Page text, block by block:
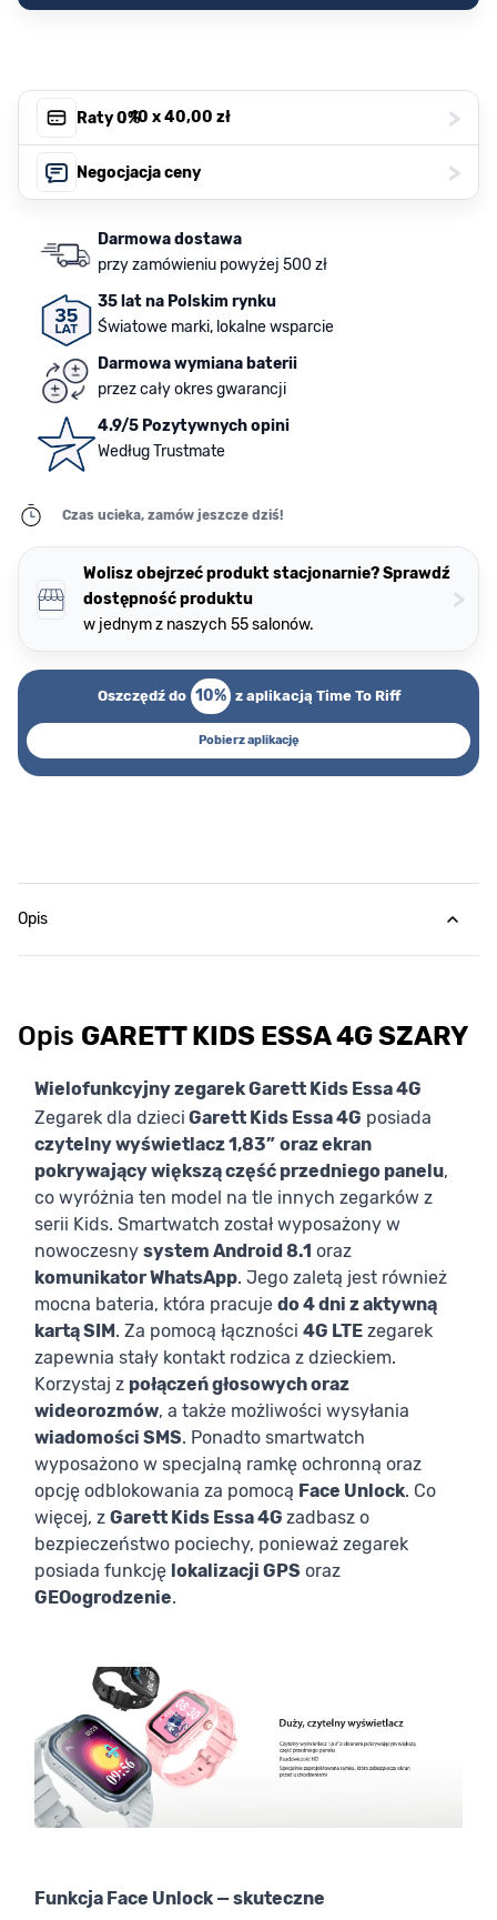
Raty 0%, 10 x40,00 zł >
Negocjacja ceny >
Darmowa dostawa
przy zamówieniu powyżej 500 zł
35 lat na Polskim rynku
Światowe marki, lokalne wsparcie
Darmowa wymiana baterii
przez cały okres gwarancji
4.9/5 Pozytywnych opini
Według Trustmate
Czas ucieka, zamów jeszcze dziś!
Wolisz obejrzeć produkt stacjonarnie? Sprawdź
dostępność produktu
w jednym z naszych 55 salonów.
>
Oszczędź do 10% z aplikacją Time To Riff
Pobierz aplikację
Opis
Opis GARETT KIDS ESSA 4G SZARY
Wielofunkcyjny zegarek Garett Kids Essa 4G
Zegarek dla dzieci Garett Kids Essa 4G posiada
czytelny wyświetlacz 1,83” oraz ekran
pokrywający większą część przedniego panelu,
co wyróżnia ten model na tle innych zegarków z
serii Kids. Smartwatch został wyposażony w
nowoczesny system Android 8.1 oraz
komunikator WhatsApp. Jego zaletą jest również
mocna bateria, która pracuje do 4 dni z aktywną
kartą SIM. Za pomocą łączności 4G LTE zegarek
zapewnia stały kontakt rodzica z dzieckiem.
Korzystaj z połączeń głosowych oraz
wideorozmów, a także możliwości wysyłania
wiadomości SMS. Ponadto smartwatch
wyposażono w specjalną ramkę ochronną oraz
opcję odblokowania za pomocą Face Unlock. Co
więcej, z Garett Kids Essa 4G zadbasz o
bezpieczeństwo pociechy, ponieważ zegarek
posiada funkcję lokalizacji GPS oraz
GEOogrodzenie.
Funkcja Face Unlock — skuteczne